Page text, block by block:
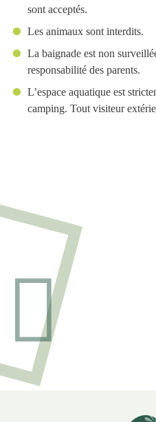
sont acceptés.
Les animaux sont interdits.
La baignade est non
responsabilité des parents.
L’espace aquatique est
camping. Tout visiteur